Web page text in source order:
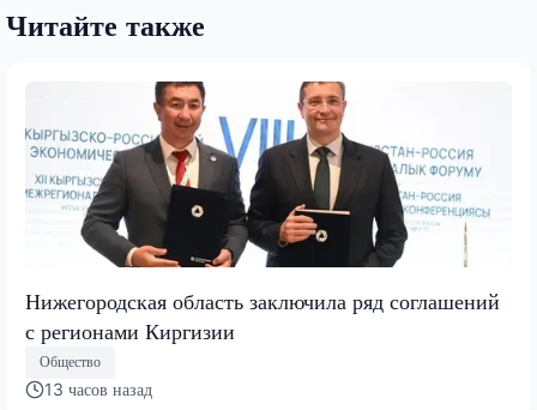
Читайте также
Нижегородская область заключила ряд соглашений
с регионами Киргизии
Общество
13 часов назад